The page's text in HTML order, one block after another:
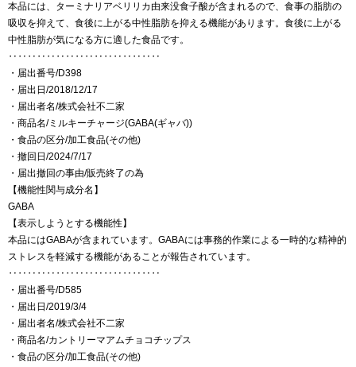
本品には、ターミナリアベリリカ由来没食子酸が含まれるので、食事の脂肪の
吸収を抑えて、食後に上がる中性脂肪を抑える機能があります。食後に上がる
中性脂肪が気になる方に適した食品です。
‥‥‥‥‥‥‥‥‥‥‥‥‥‥‥‥
・届出番号/D398
・届出日/2018/12/17
・届出者名/株式会社不二家
・商品名/ミルキーチャージ(GABA(ギャバ))
・食品の区分/加工食品(その他)
・撤回日/2024/7/17
・届出撤回の事由/販売終了の為
【機能性関与成分名】
GABA
【表示しようとする機能性】
本品にはGABAが含まれています。GABAには事務的作業による一時的な精神的
ストレスを軽減する機能があることが報告されています。
‥‥‥‥‥‥‥‥‥‥‥‥‥‥‥‥
・届出番号/D585
・届出日/2019/3/4
・届出者名/株式会社不二家
・商品名/カントリーマアムチョコチップス
・食品の区分/加工食品(その他)